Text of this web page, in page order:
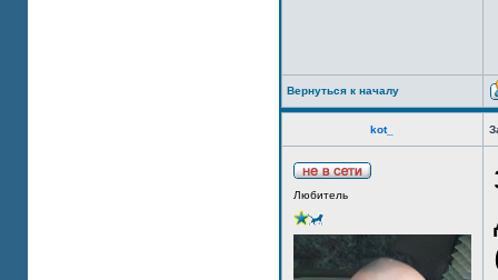
Вернуться к началу
kot_
Любитель